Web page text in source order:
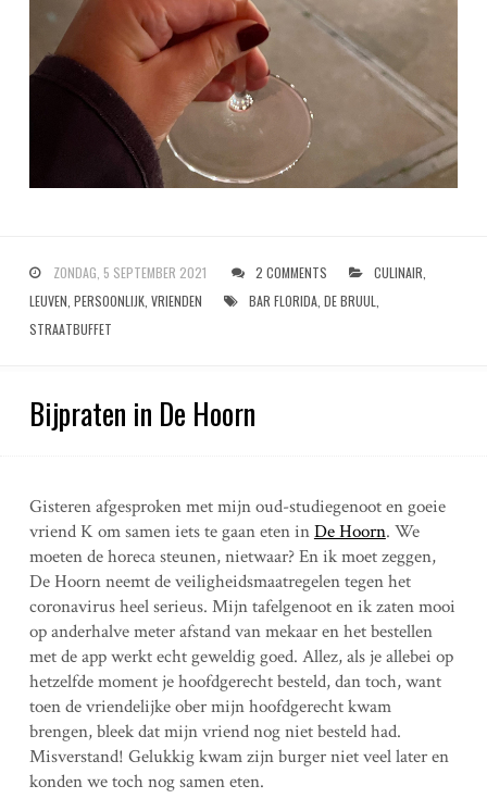
ZONDAG, 5 SEPTEMBER 2021 2 COMMENTS CULINAIR
LEUVEN PERSOONLIJK, VRIENDEN BAR FLORIDA, DE BRUUL
STRAATBUFFET
Bijpraten in De Hoorn
Gisteren afgesproken met mijn oud-studiegenoot en goeie
vriend K om samen iets te gaan eten inDe Hoorn. We
moeten de horeca steunen, nietwaar? En ik moet zeggen,
De Hoorn neemt de veiligheidsmaatregelen tegen het
coronavirus heel serieus. Mijn tafelgenoot en ik zaten mooi
op anderhalve meter afstand van mekaar en het bestellen
met de app werkt echt geweldig goed. Allez, als je allebei op
hetzelfde moment je hoofdgerecht besteld, dan toch, want
toen de vriendelijke ober mijn hoofdgerecht kwam
brengen, bleek dat mijn vriend nog niet besteld had.
Misverstand! Gelukkig kwam zijn burger niet veel later en
konden we toch nog samen eten.